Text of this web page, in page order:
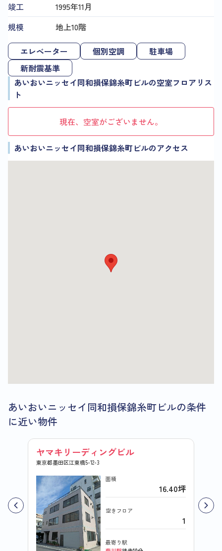
竣工
1995年11月
規模
地上10階
エレベーター 個別空調
駐車場
新耐震基準
あいおいニッセイ同和損保錦糸町ビルの空室フロアリス
ト
現在、空室がございません。
あいおいニッセイ同和損保錦糸町ビルのアクセス
あいおいニッセイ同和損保錦糸町ビルの条件
に近い物件
ヤマキリーディングビル
東京都墨田区江東橋5-12-3
面積
16.40坪
空きフロア
1
最寄り駅